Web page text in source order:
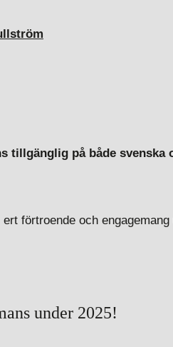
tillgänglig på både svenska
förtroende och engagemang
under 2025!